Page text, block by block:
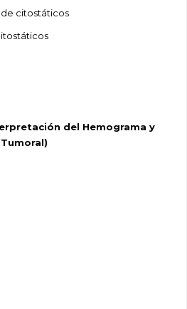
citostáticos
del Hemograma y